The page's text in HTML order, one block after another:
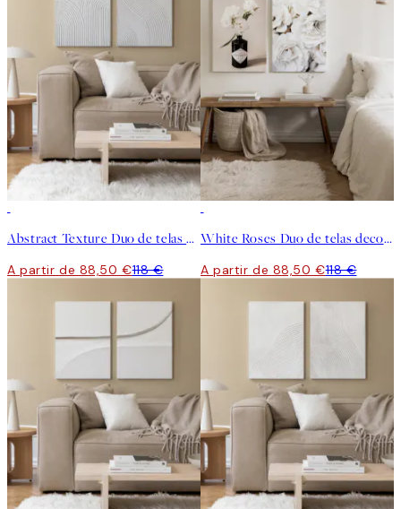
Abstract Texture Duo de telas decorativas
A partir de 88,50 €118 €
White Roses Duo de telas decorativas
A partir de 88,50 €118 €